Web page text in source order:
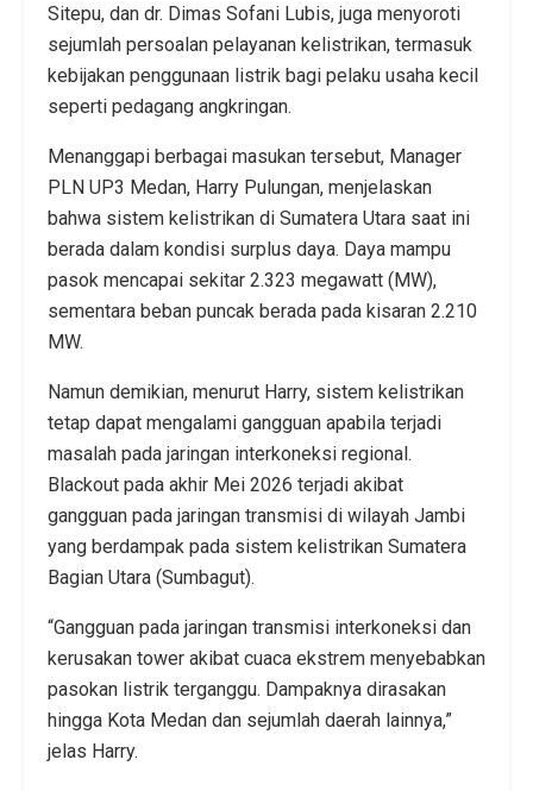
Sitepu, dan dr. Dimas Sofani Lubis, juga menyoroti
sejumlah persoalan pelayanan kelistrikan, termasuk
kebijakan penggunaan listrik bagi pelaku usaha kecil
seperti pedagang angkringan.
Menanggapi berbagai masukan tersebut, Manager
PLN UP3 Medan, Harry Pulungan, menjelaskan
bahwa sistem kelistrikan di Sumatera Utara saat ini
berada dalam kondisi surplus daya. Daya mampu
pasok mencapai sekitar 2.323 megawatt (MW),
sementara beban puncak berada pada kisaran 2.210
MW.
Namun demikian, menurut Harry, sistem kelistrikan
tetap dapat mengalami gangguan apabila terjadi
masalah pada jaringan interkoneksi regional.
Blackout pada akhir Mei 2026 terjadi akibat
gangguan pada jaringan transmisi di wilayah Jambi
yang berdampak pada sistem kelistrikan Sumatera
Bagian Utara (Sumbagut).
“Gangguan pada jaringan transmisi interkoneksi dan
kerusakan tower akibat cuaca ekstrem menyebabkan
pasokan listrik terganggu. Dampaknya dirasakan
hingga Kota Medan dan sejumlah daerah lainnya,”
jelas Harry.